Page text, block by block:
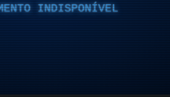
INDISPONÍVEL